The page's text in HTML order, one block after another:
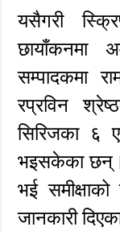
यसैगरी
छायाँकनमा
सम्पादकमा
रप्रविन
सिरिजका ६
भइसकेका छन्।
भई
जानकारी